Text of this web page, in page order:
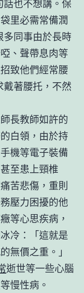
話也不想講。保
里必需常備潤
多同事由於長時
、聲帶息肉等
致他們經常腰
戴著腰托，不然
長教師如許的
白領，由於持
機等電子裝備
至患上頸椎
苦悲傷，重則
壓力困擾的他
等心思疾病，
冷：「這就是
無價之重。」
逝世等一些心腦
慢性病。